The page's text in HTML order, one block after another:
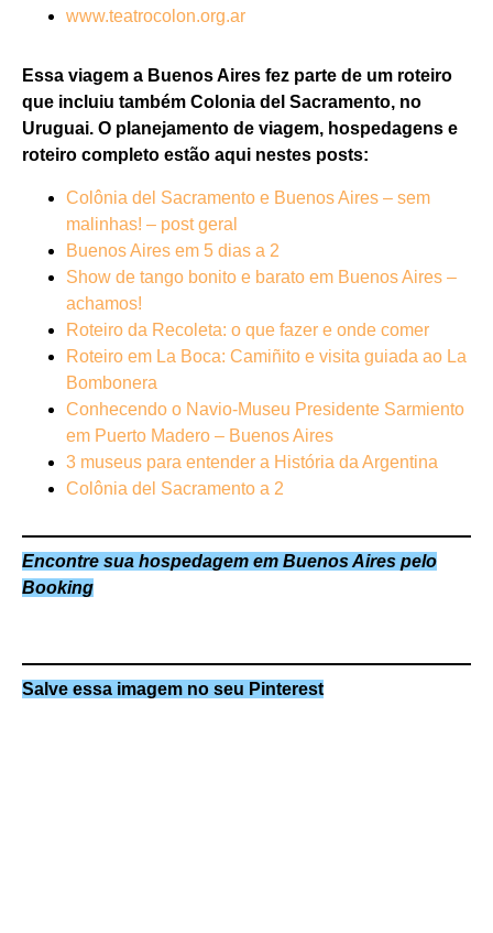
www.teatrocolon.org.ar
Essa viagem a Buenos Aires fez parte de um roteiro
que incluiu também Colonia del Sacramento, no
Uruguai. O planejamento de viagem, hospedagens e
roteiro completo estão aqui nestes posts:
Colônia del Sacramento e Buenos Aires – sem
malinhas! – post geral
Buenos Aires em 5 dias a 2
Show de tango bonito e barato em Buenos Aires –
achamos!
Roteiro da Recoleta: o que fazer e onde comer
Roteiro em La Boca: Camiñito e visita guiada ao La
Bombonera
Conhecendo o Navio-Museu Presidente Sarmiento
em Puerto Madero – Buenos Aires
3 museus para entender a História da Argentina
Colônia del Sacramento a 2
Encontre sua hospedagem em Buenos Aires pelo
Booking
Salve essa imagem no seu Pinterest